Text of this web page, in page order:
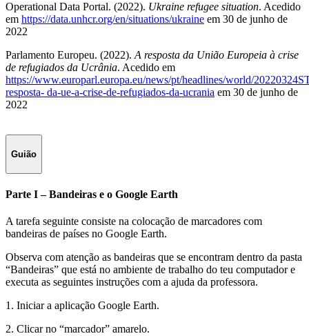
Operational Data Portal. (2022). Ukraine refugee situation. Acedido
em https://data.unhcr.org/en/situations/ukraine em 30 de junho de
2022
Parlamento Europeu. (2022). A resposta da União Europeia à crise
de refugiados da Ucrânia. Acedido em
https://www.europarl.europa.eu/news/pt/headlines/world/
resposta- da-ue-a-crise-de-refugiados-da-ucrania em 30 de junho de
2022
Guião
Parte I – Bandeiras e o Google Earth
A tarefa seguinte consiste na colocação de marcadores com
bandeiras de países no Google Earth.
Observa com atenção as bandeiras que se encontram dentro da pasta
“Bandeiras” que está no ambiente de trabalho do teu computador e
executa as seguintes instruções com a ajuda da professora.
1. Iniciar a aplicação Google Earth.
2. Clicar no “marcador” amarelo.